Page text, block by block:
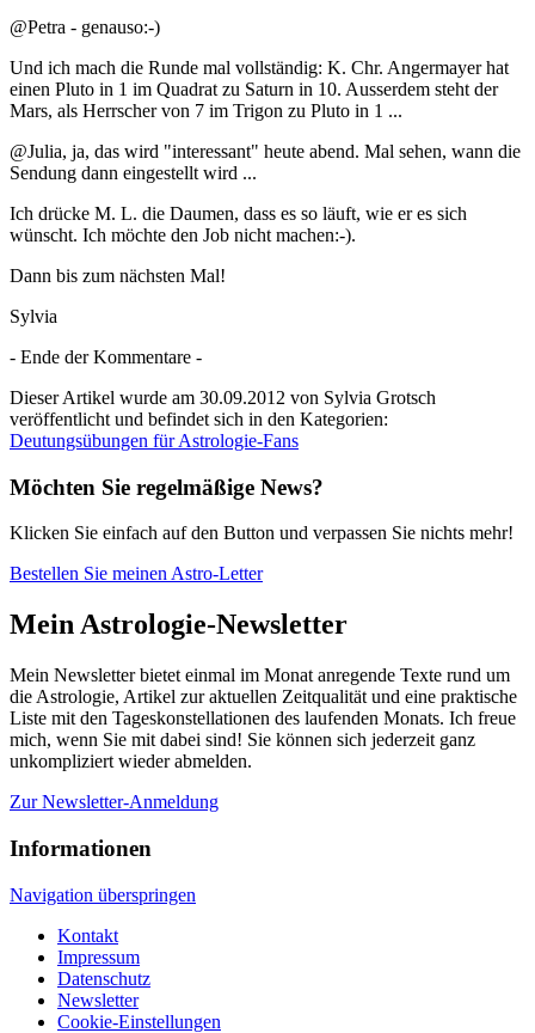
@Petra - genauso:-)
Und ich mach die Runde mal vollständig: K. Chr. Angermayer hat
einen Pluto in 1 im Quadrat zu Saturn in 10. Ausserdem steht der
Mars, als Herrscher von 7 im Trigon zu Pluto in 1 ...
@Julia, ja, das wird "interessant" heute abend. Mal sehen, wann die
Sendung dann eingestellt wird ...
Ich drücke M. L. die Daumen, dass es so läuft, wie er es sich
wünscht. Ich möchte den Job nicht machen:-).
Dann bis zum nächsten Mal!
Sylvia
- Ende der Kommentare -
Dieser Artikel wurde am 30.09.2012 von Sylvia Grotsch
veröffentlicht und befindet sich in den Kategorien:
Deutungsübungen für Astrologie-Fans
Möchten Sie regelmäßige News?
Klicken Sie einfach auf den Button und verpassen Sie nichts mehr!
Bestellen Sie meinen Astro-Letter
Mein Astrologie-Newsletter
Mein Newsletter bietet einmal im Monat anregende Texte rund um
die Astrologie, Artikel zur aktuellen Zeitqualität und eine praktische
Liste mit den Tageskonstellationen des laufenden Monats. Ich freue
mich, wenn Sie mit dabei sind! Sie können sich jederzeit ganz
unkompliziert wieder abmelden.
Zur Newsletter-Anmeldung
Informationen
Navigation überspringen
Kontakt
Impressum
Datenschutz
Newsletter
Cookie-Einstellungen